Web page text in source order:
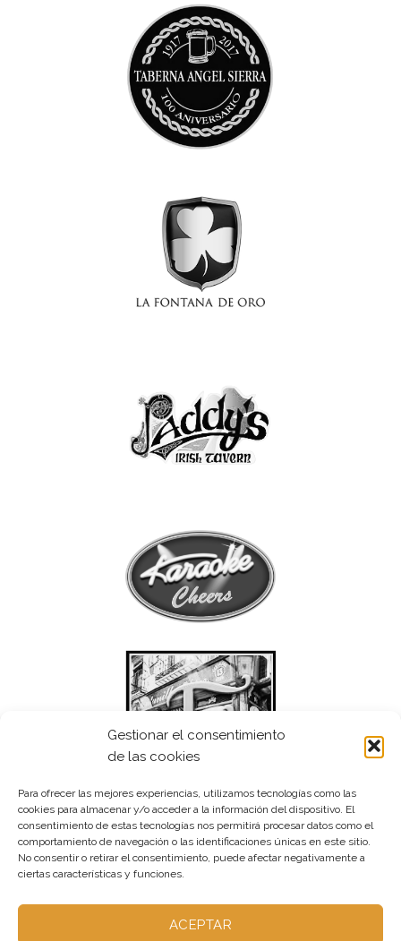
Gestionar el consentimiento
de las cookies
Para ofrecer las mejores experiencias, utilizamos tecnologías como las
cookies para almacenar y/o acceder a la información del dispositivo. El
consentimiento de estas tecnologías nos permitirá procesar datos como el
comportamiento de navegación o las identificaciones únicas en este sitio.
No consentir o retirar el consentimiento, puede afectar negativamente a
ciertas características y funciones.
ACEPTAR